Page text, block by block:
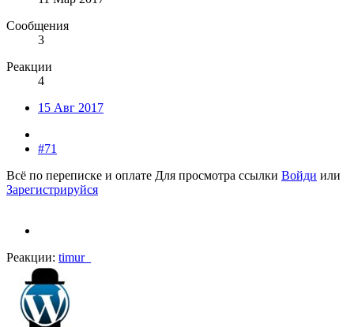
Сообщения
3
Реакции
4
15 Авг 2017
#71
Всё по переписке и оплате Для просмотра ссылки Войди или
Зарегистрируйся
Реакции: timur_